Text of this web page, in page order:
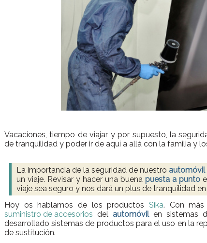
Vacaciones, tiempo de viajar y por supuesto, la
de tranquilidad y poder ir de aquí a allá con la familia y
La importancia de la seguridad de nuestro automóvil
un viaje. Revisar y hacer una buena puesta a punto
viaje sea seguro y nos dará un plus de tranquilidad
Hoy os hablamos de los productos Sika. Con
suministro de accesorios del automóvilen sistemas
desarrollado sistemas de productos para el uso en la
de sustitución.